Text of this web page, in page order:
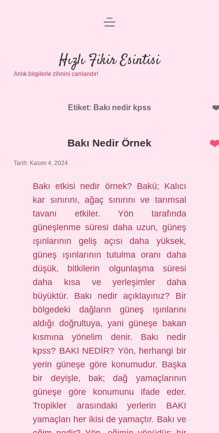
Anasayfa
Gizlilik Politikası
Yasal Uyarı
menüyü
Hızlı Fikir Esintisi
Anlık bilgilerle zihnini canlandır!
Etiket: Bakı nedir kpss
Bakı Nedir Örnek
Tarih: Kasım 4, 2024
Bakı etkisi nedir örnek? Bakü; Kalıcı
kar sınırını, ağaç sınırını ve tarımsal
tavanı etkiler. Yön tarafında
güneşlenme süresi daha uzun, güneş
ışınlarının geliş açısı daha yüksek,
güneş ışınlarının tutulma oranı daha
düşük, bitkilerin olgunlaşma süresi
daha kısa ve yerleşimler daha
büyüktür. Bakı nedir açıklayınız? Bir
bölgedeki dağların güneş ışınlarını
aldığı doğrultuya, yani güneşe bakan
kısmına yönelim denir. Bakı nedir
kpss? BAKI NEDİR? Yön, herhangi bir
yerin güneşe göre konumudur. Başka
bir deyişle, bak; dağ yamaçlarının
güneşe göre konumunu ifade eder.
Tropikler arasındaki yerlerin BAKI
yamaçları her ikisi de yamaçtır. Bakı ve